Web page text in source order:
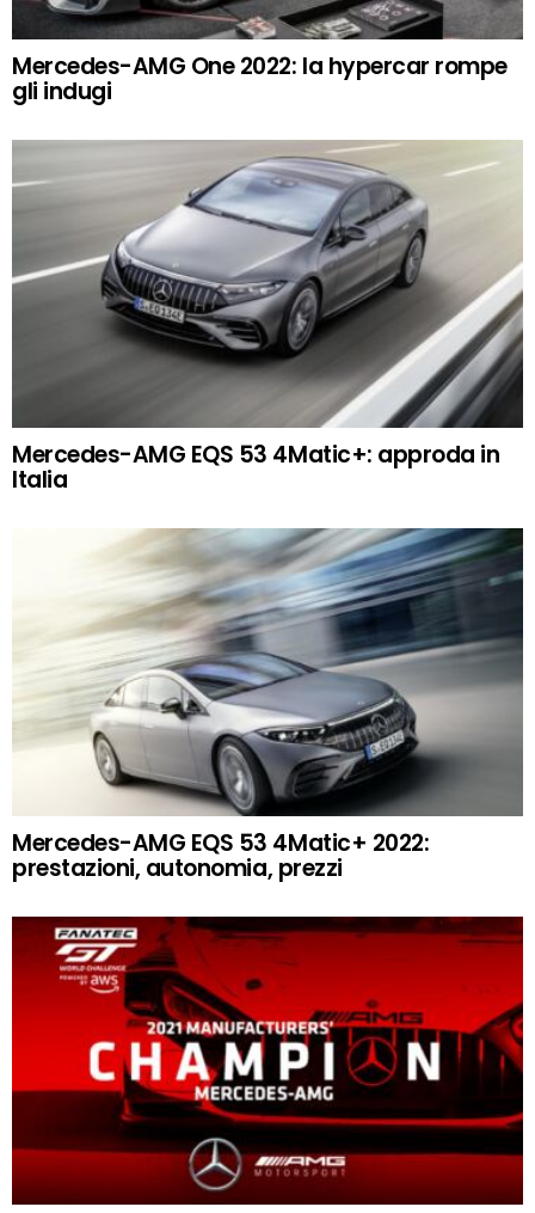
Mercedes-AMG One 2022: la hypercar rompe
gli indugi
Mercedes-AMG EQS 53 4Matic+: approda in
Italia
Mercedes-AMG EQS 53 4Matic+ 2022:
prestazioni, autonomia, prezzi